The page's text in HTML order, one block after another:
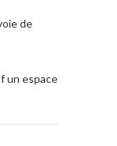
de
un espace